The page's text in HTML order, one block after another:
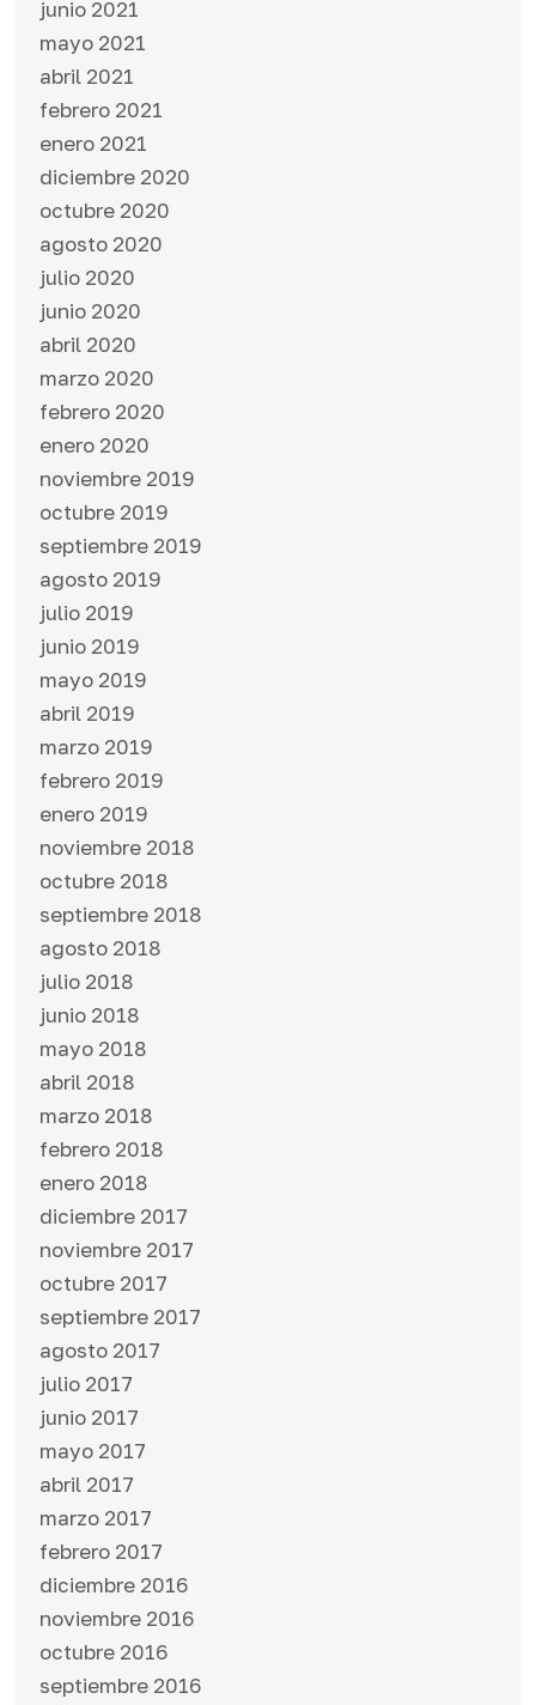
junio 2021
mayo 2021
abril 2021
febrero 2021
enero 2021
diciembre 2020
octubre 2020
agosto 2020
julio 2020
junio 2020
abril 2020
marzo 2020
febrero 2020
enero 2020
noviembre 2019
octubre 2019
septiembre 2019
agosto 2019
julio 2019
junio 2019
mayo 2019
abril 2019
marzo 2019
febrero 2019
enero 2019
noviembre 2018
octubre 2018
septiembre 2018
agosto 2018
julio 2018
junio 2018
mayo 2018
abril 2018
marzo 2018
febrero 2018
enero 2018
diciembre 2017
noviembre 2017
octubre 2017
septiembre 2017
agosto 2017
julio 2017
junio 2017
mayo 2017
abril 2017
marzo 2017
febrero 2017
diciembre 2016
noviembre 2016
octubre 2016
septiembre 2016